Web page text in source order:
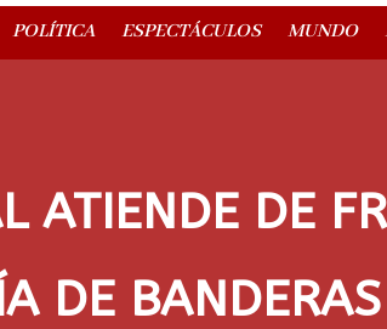
POLÍTICA ESPECTÁCULOS MUNDO
ATIENDE DE
DE